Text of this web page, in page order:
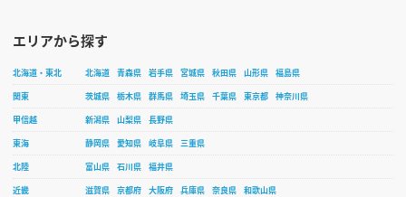
エリアから探す
北海道・東北 北海道 青森県 岩手県 宮城県 秋田県 山形県
福島県
関東
茨城県 栃木県 群馬県 埼玉県 千葉県 東京都
神奈川県
甲信越
新潟県 山梨県
長野県
東海
静岡県 愛知県 岐阜県
三重県
北陸
富山県 石川県
福井県
近畿
滋賀県 京都府 大阪府 兵庫県 奈良県
和歌山県